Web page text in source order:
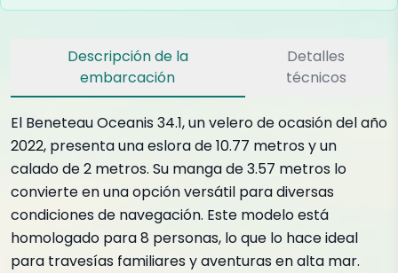
Descripción de la
embarcación
Detalles
técnicos
El Beneteau Oceanis 34.1, un velero de ocasión del año
2022, presenta una eslora de 10.77 metros y un
calado de 2 metros. Su manga de 3.57 metros lo
convierte en una opción versátil para diversas
condiciones de navegación. Este modelo está
homologado para 8 personas, lo que lo hace ideal
para travesías familiares y aventuras en alta mar.